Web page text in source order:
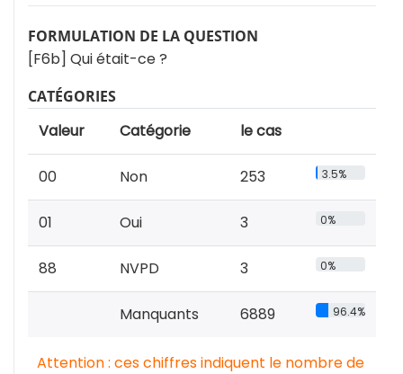
FORMULATION DE LA QUESTION
[F6b] Qui était-ce ?
CATÉGORIES
Valeur Catégorie le cas
00 Non 253 3.5%
01 Oui 3 0%
88 NVPD 3 0%
Manquants 6889 96.4%
Attention : ces chiffres indiquent le nombre de